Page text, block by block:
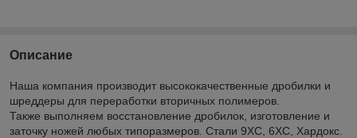
Описание
Наша компания производит высококачественные дробилки и
шреддеры для переработки вторичных полимеров.
Также выполняем восстановление дробилок, изготовление и
заточку ножей любых типоразмеров. Стали 9ХС, 6ХС, Хардокс.